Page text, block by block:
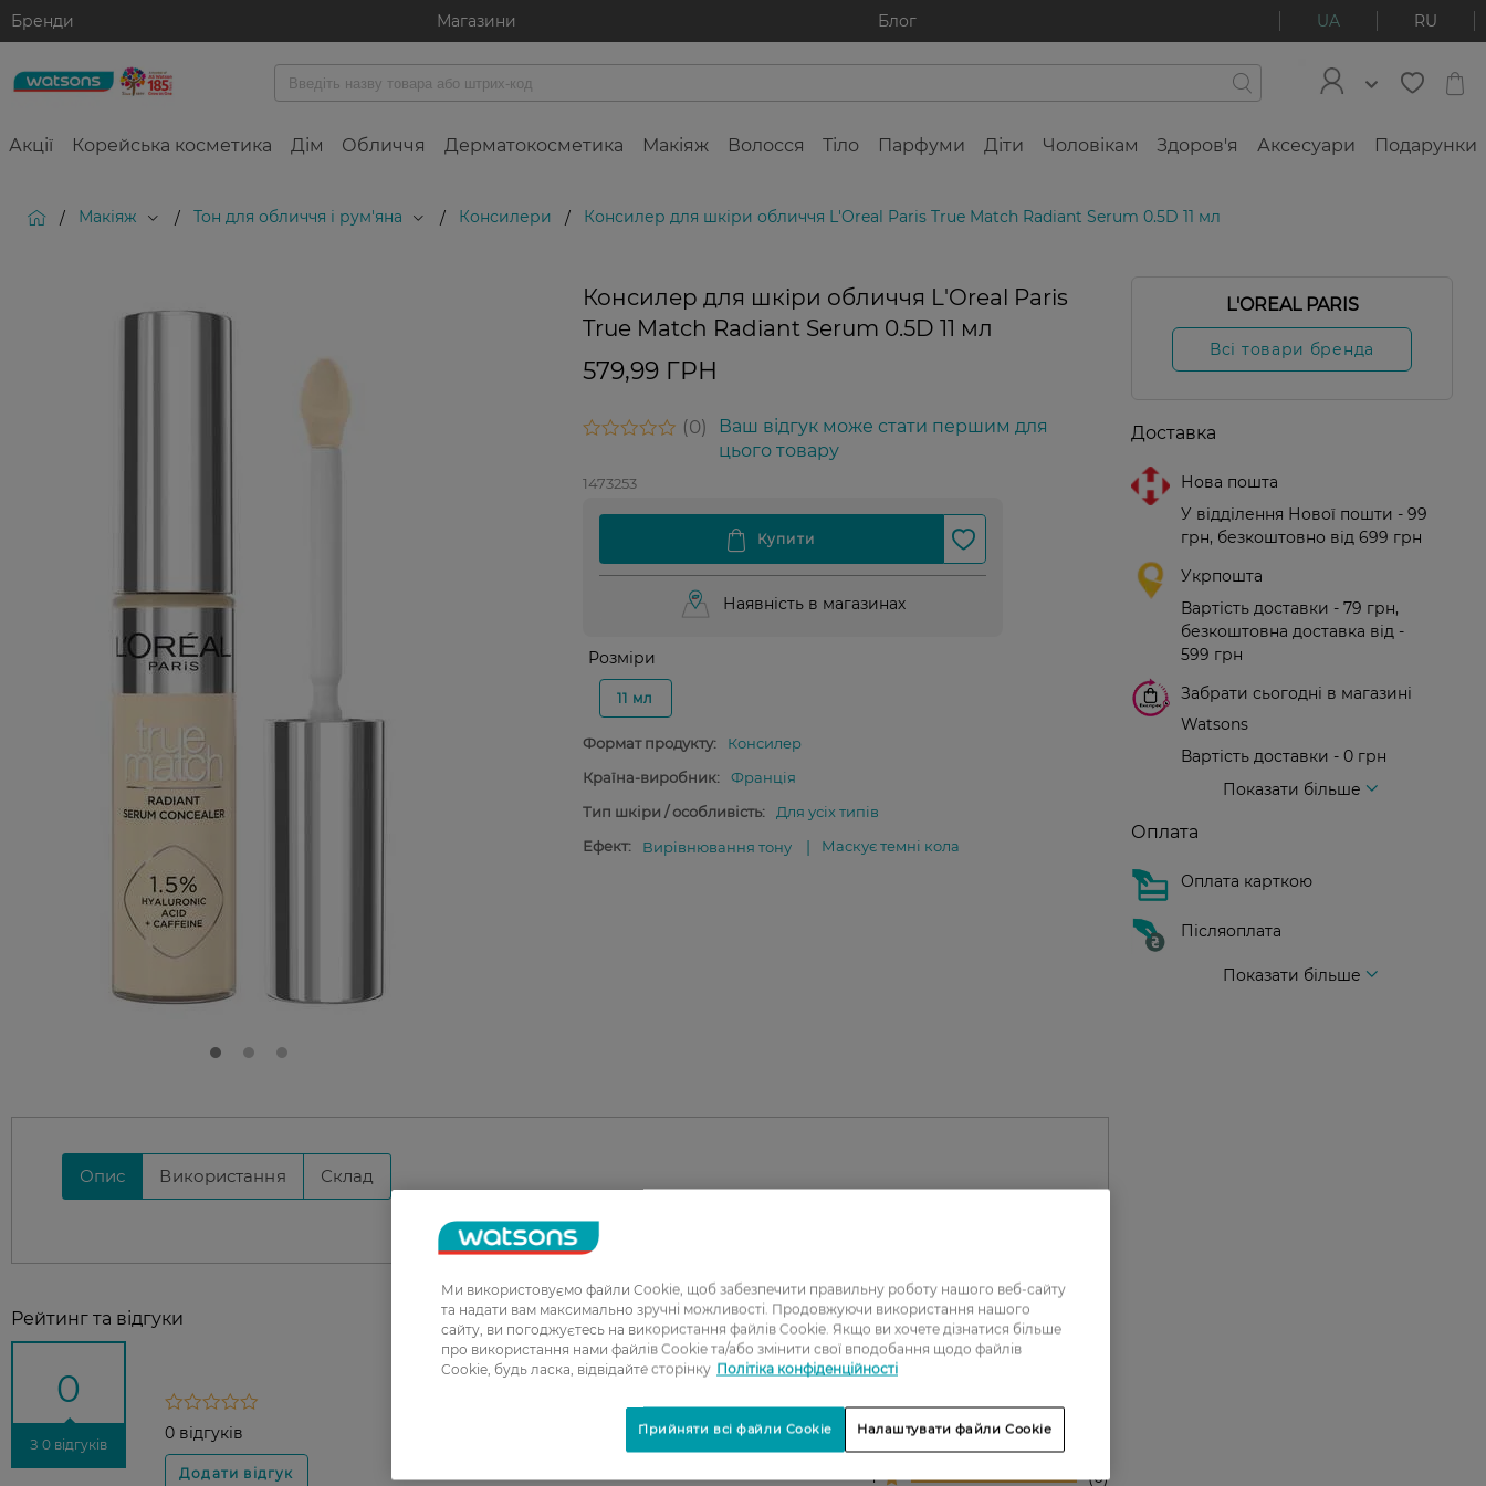
Бренди Магазини Блог UA RU
Акції Корейська косметика Дім Обличчя Дерматокосметика Макіяж Волосся Тіло Парфуми Діти Чоловікам Здоров'я Аксесуари Подарунки
/ Макіяж / Тон для обличчя і рум'яна / Консилери / Консилер для шкіри обличчя L'Oreal Paris True Match Radiant Serum 0.5D 11 мл
Консилер для шкіри обличчя L'Oreal Paris
True Match Radiant Serum 0.5D 11 мл
579,99 ГРН
0
Ваш відгук може стати першим для
цього товару
1473253
Наявність в магазинах
Розміри
11 мл
Формат продукту:
Консилер
Країна-виробник:
Франція
Тип шкіри / особливість:
Для усіх типів
Ефект:
Вирівнювання тону Маскує темні кола
Опис Використання Склад
Рейтинг та відгуки
0
З 0 відгуків
0 відгуків
1
2
3
4
0
L'OREAL PARIS
Всі товари бренда
Доставка
Нова пошта
У відділення Нової пошти - 99
грн, безкоштовно від 699 грн
Укрпошта
Вартість доставки - 79 грн,
безкоштовна доставка від -
599 грн
Забрати сьогодні в магазині
Watsons
Вартість доставки - 0 грн
Показати більше
Оплата
Оплата карткою
Післяоплата
Показати більше
Ми використовуємо файли Cookie, щоб забезпечити правильну роботу нашого веб-сайту
та надати вам максимально зручні можливості. Продовжуючи використання нашого
сайту, ви погоджуєтесь на використання файлів Cookie. Якщо ви хочете дізнатися більше
про використання нами файлів Cookie та/або змінити свої вподобання щодо файлів
Cookie, будь ласка, відвідайте сторінку Політіка конфіденційності
Налаштувати файли Cookie
Прийняти всі файли Cookie